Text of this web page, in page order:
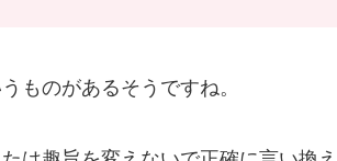
ものがあるそうですね。